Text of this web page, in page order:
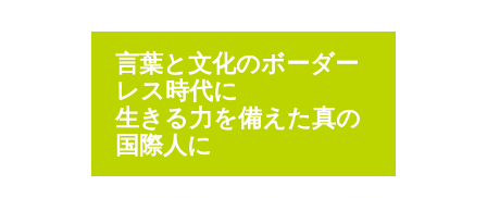
言葉と文化のボーダー
レス時代に
生きる力を備えた真の
国際人に